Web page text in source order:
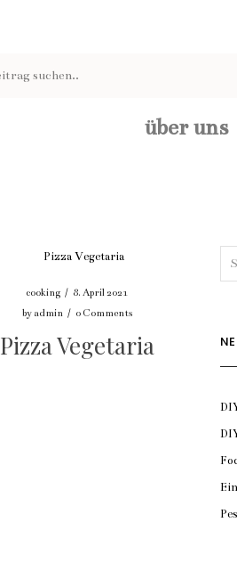
über uns
cooking / 8. April 2021
by admin / 0 Comments
Pizza Vegetaria